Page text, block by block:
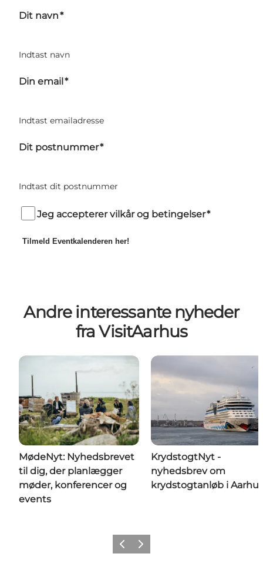
Dit navn*
Indtast navn
Din email *
Indtast emailadresse
Dit postnummer*
Indtast dit postnummer
Jeg accepterer vilkår og betingelser*
Tilmeld Eventkalenderen her!
Andre interessante nyheder
fra VisitAarhus
MødeNyt: Nyhedsbrevet
til dig, der planlægger
møder, konferencer og
events
KrydstogtNyt -
nyhedsbrev om
krydstogtanløb i Aarhus
ForrigeNæste